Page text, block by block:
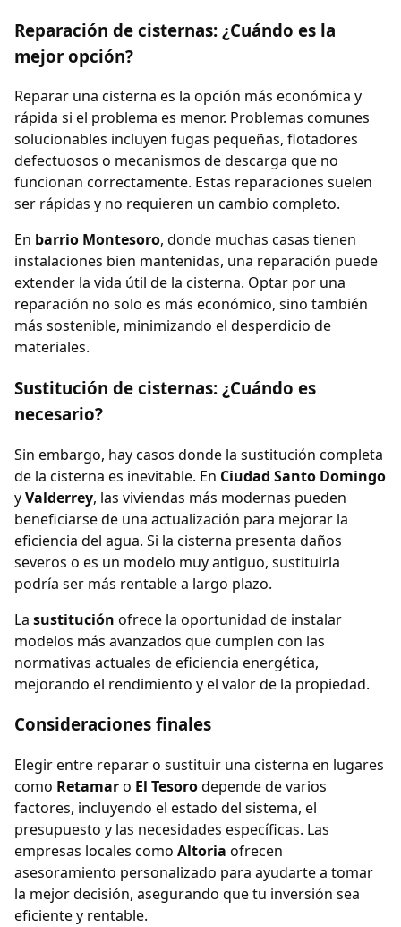
Reparación de cisternas: ¿Cuándo es la
mejor opción?
Reparar una cisterna es la opción más económica y
rápida si el problema es menor. Problemas comunes
solucionables incluyen fugas pequeñas, flotadores
defectuosos o mecanismos de descarga que no
funcionan correctamente. Estas reparaciones suelen
ser rápidas y no requieren un cambio completo.
En barrio Montesoro, donde muchas casas tienen
instalaciones bien mantenidas, una reparación puede
extender la vida útil de la cisterna. Optar por una
reparación no solo es más económico, sino también
más sostenible, minimizando el desperdicio de
materiales.
Sustitución de cisternas: ¿Cuándo es
necesario?
Sin embargo, hay casos donde la sustitución completa
de la cisterna es inevitable. En Ciudad Santo Domingo
yValderrey, las viviendas más modernas pueden
beneficiarse de una actualización para mejorar la
eficiencia del agua. Si la cisterna presenta daños
severos o es un modelo muy antiguo, sustituirla
podría ser más rentable a largo plazo.
La sustitución ofrece la oportunidad de instalar
modelos más avanzados que cumplen con las
normativas actuales de eficiencia energética,
mejorando el rendimiento y el valor de la propiedad.
Consideraciones finales
Elegir entre reparar o sustituir una cisterna en lugares
como Retamaro El Tesorodepende de varios
factores, incluyendo el estado del sistema, el
presupuesto y las necesidades específicas. Las
empresas locales como Altoria ofrecen
asesoramiento personalizado para ayudarte a tomar
la mejor decisión, asegurando que tu inversión sea
eficiente y rentable.